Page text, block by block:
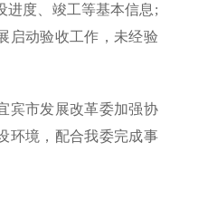
进度、竣工等基本信息;
启动验收工作，未经验
宾市发展改革委加强协
环境，配合我委完成事